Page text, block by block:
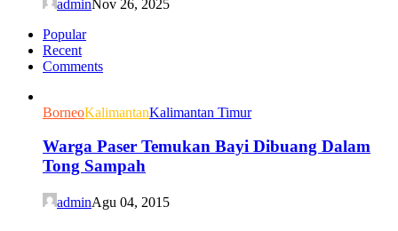
adminNov 26, 2025
Popular
Recent
Comments
BorneoKalimantanKalimantan Timur
Warga Paser Temukan Bayi Dibuang Dalam
Tong Sampah
adminAgu 04, 2015